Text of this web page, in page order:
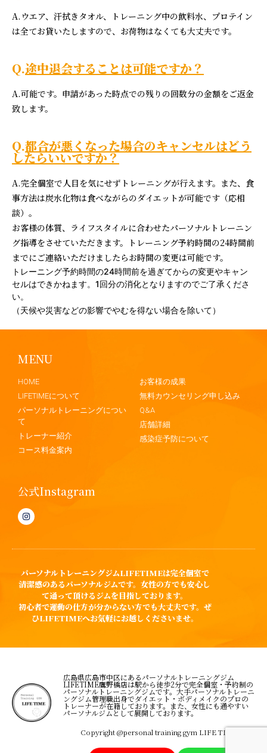
A.ウエア、汗拭きタオル、トレーニング中の飲料水、プロテイン
は全てお貸いたしますので、お荷物はなくても大丈夫です。
Q.途中退会することは可能ですか？
A.可能です。申請があった時点での残りの回数分の金額をご返金
致します。
Q.都合が悪くなった場合のキャンセルはどう
したらいいですか？
A.完全個室で人目を気にせずトレーニングが行えます。また、食
事方法は炭水化物は食べながらのダイエットが可能です（応相
談）。
お客様の体質、ライフスタイルに合わせたパーソナルトレーニン
グ指導をさせていただきます。トレーニング予約時間の24時間前
までにご連絡いただけましたらお時間の変更は可能です。
トレーニング予約時間の24時間前を過ぎてからの変更やキャン
セルはできかねます。1回分の消化となりますのでご了承くださ
（天候や災害などの影響でやむを得ない場合を除いて）
MENU
HOME
LIFETIMEについて
パーソナルトレーニングについ
て
トレーナー紹介
コース料金案内
お客様の成果
無料カウンセリング申し込み
Q&A
店舗詳細
感染症予防について
公式Instagram
パーソナルトレーニングジムLIFETIMEは完全個室で
清潔感のあるパーソナルジムです。女性の方でも安心し
て通って頂けるジムを目指しております。
初心者で運動の仕方が分からない方でも大丈夫です。ぜ
ひLIFETIMEへお気軽にお越しくださいませ。
広島県広島市中区にあるパーソナルトレーニングジム
LIFETIME鷹野橋店は駅から徒歩2分で完全個室・予約制の
パーソナルトレーニングジムです。大手パーソナルトレーニ
ングジム管理職出身でダイエット・ボディメイクのプロの
トレーナーが在籍しております。また、女性にも通やすい
パーソナルジムとして展開しております。
Copyright @personal training gym LIFE TIME